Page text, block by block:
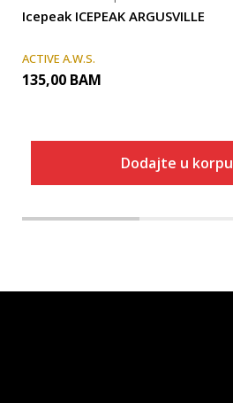
Icepeak ICEPEAK ARGUSVILLE
ACTIVE A.W.S.
135,00 BAM
Dodajte u korpu